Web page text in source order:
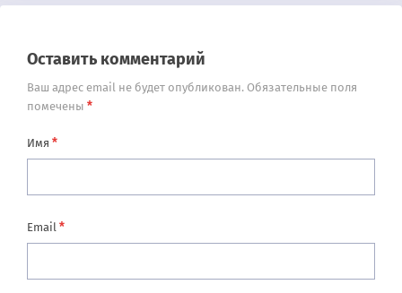
Оставить комментарий
Ваш адрес email не будет опубликован. Обязательные поля
помечены *
Имя *
Email *